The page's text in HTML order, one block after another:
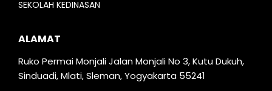
SEKOLAH KEDINASAN
ALAMAT
Ruko Permai Monjali Jalan Monjali No 3, Kutu Dukuh,
Sinduadi, Mlati, Sleman, Yogyakarta 55241